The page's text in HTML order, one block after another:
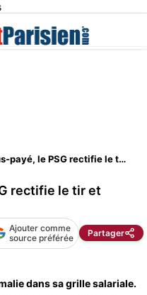
Mercato : Sous-payé, le PSG rectifie le tir et dégaine une offre éclair !
rectifie le tir et
Ajouter comme
source préférée
Partager
dans sa grille salariale.